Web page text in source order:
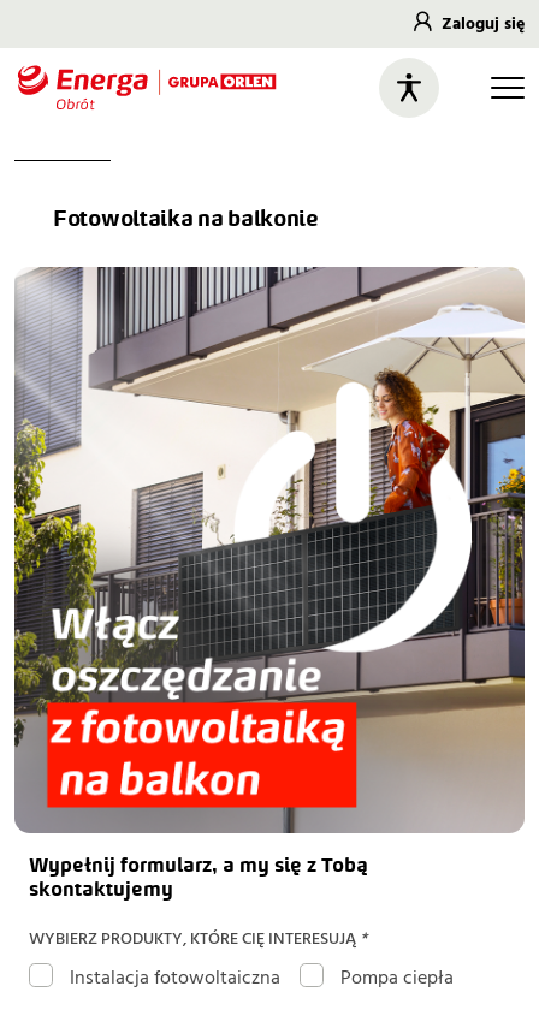
Zaloguj się
Fotowoltaika na balkonie
Wypełnij formularz, a my się z Tobą
skontaktujemy